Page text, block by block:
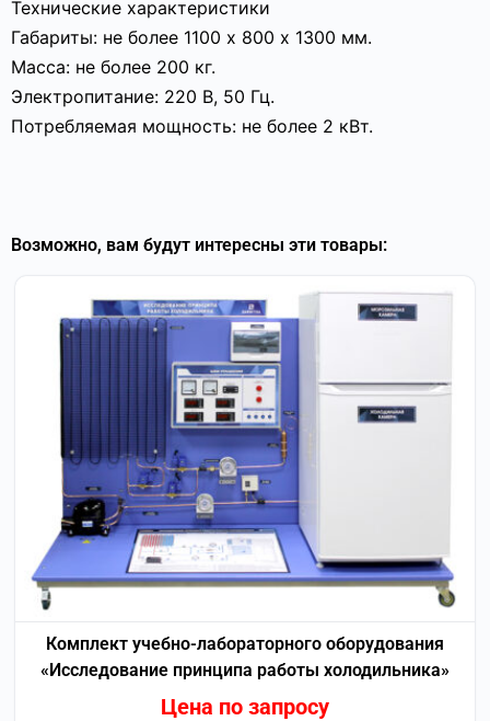
Технические характеристики
Габариты: не более 1100 х 800 х 1300 мм.
Масса: не более 200 кг.
Электропитание: 220 В, 50 Гц.
Потребляемая мощность: не более 2 кВт.
Возможно, вам будут интересны эти товары:
Комплект учебно-лабораторного оборудования
«Исследование принципа работы холодильника»
Цена по запросу